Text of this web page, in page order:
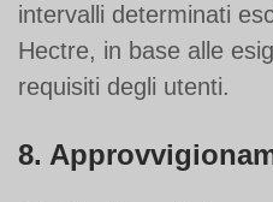
intervalli determinati
Hectre, in base alle
requisiti degli utenti.
8.